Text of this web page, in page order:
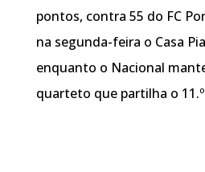
pontos, contra 55 do FC
na segunda-feira o Casa
enquanto o Nacional
quarteto que partilha o